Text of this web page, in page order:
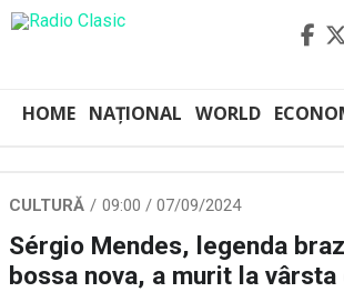
HOME NAȚIONAL WORLD
CULTURĂ 09:00 / 07/09/2024
Sérgio Mendes, legenda
bossa nova, a murit la